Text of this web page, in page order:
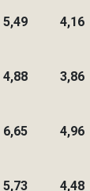
5,49 4,16
4,88 3,86
6,65 4,96
5,73 4,48